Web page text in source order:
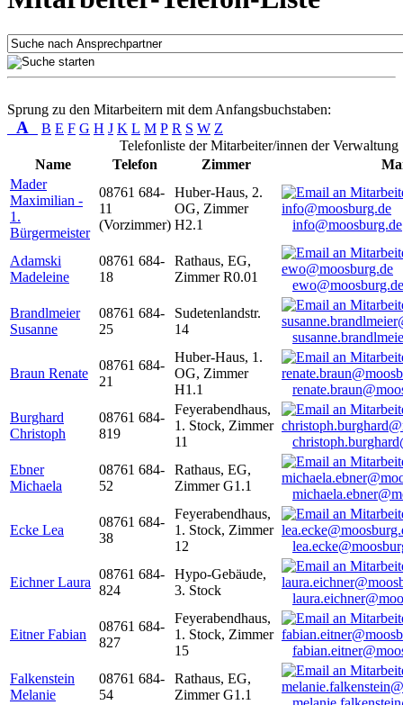
Sprung zu den Mitarbeitern mit dem Anfangsbuchstaben:
A B E F G H J K L M P R S W Z
Telefonliste der Mitarbeiter/innen der Verwaltung
Name
Telefon Zimmer
Mader
Maximilian -
1.
Bürgermeister
08761 684-
11
(Vorzimmer)
Huber-Haus, 2.
OG, Zimmer
H2.1
info@moosburg.de
Adamski
Madeleine
08761 684-
18
Rathaus, EG,
Zimmer R0.01
ewo@moosburg.de
Brandlmeier
Susanne
08761 684-
25
Sudetenlandstr.
14
Braun Renate
08761 684-
21
Huber-Haus, 1.
OG, Zimmer
H1.1
Burghard
Christoph
08761 684-
819
Feyerabendhaus,
1. Stock, Zimmer
11
Ebner
Michaela
08761 684-
52
Rathaus, EG,
Zimmer G1.1
Ecke Lea
08761 684-
38
Feyerabendhaus,
1. Stock, Zimmer
12
Eichner Laura
08761 684-
824
Hypo-Gebäude,
3. Stock
Eitner Fabian
08761 684-
827
Feyerabendhaus,
1. Stock, Zimmer
15
Falkenstein
Melanie
08761 684-
54
Rathaus, EG,
Zimmer G1.1